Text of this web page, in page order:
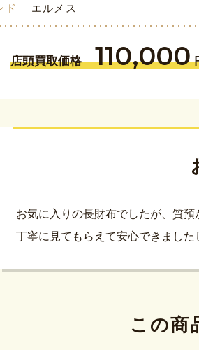
ド エルメス
店頭買取価格 110,000
お気に入りの長財布でしたが、質
丁寧に見てもらえて安心できまし
この商